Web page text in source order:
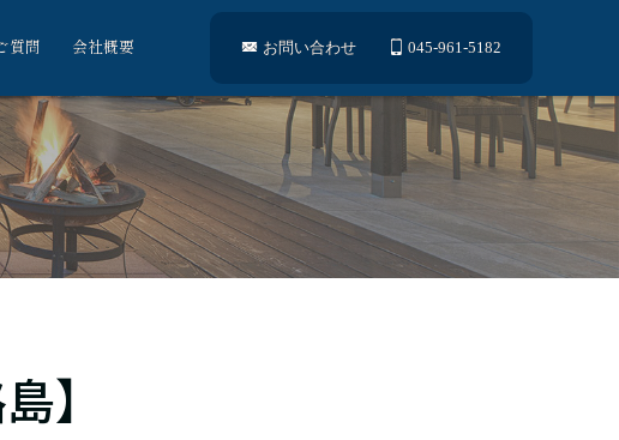
質問 会社概要 お問い合わせ 045-961-5182
】